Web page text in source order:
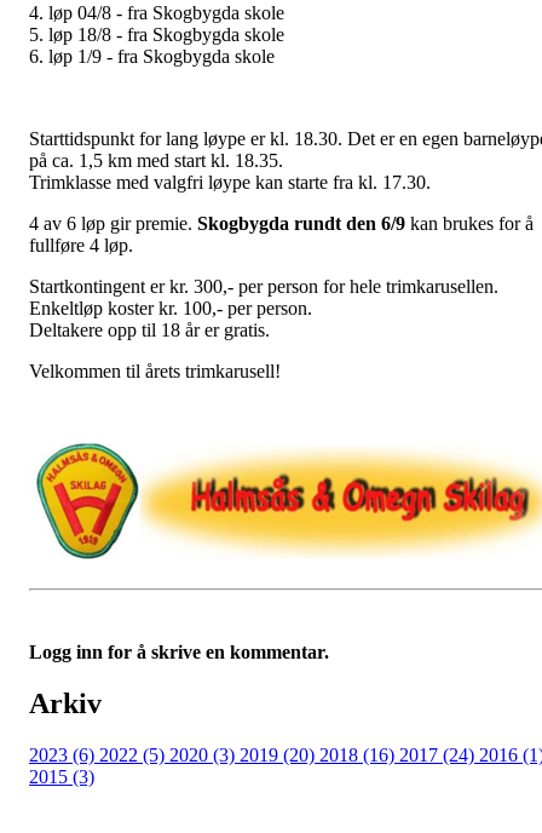
4. løp 04/8 - fra Skogbygda skole
5. løp 18/8 - fra Skogbygda skole
6. løp 1/9 - fra Skogbygda skole
Starttidspunkt for lang løype er kl. 18.30. Det er en egen
på ca. 1,5 km med start kl. 18.35.
Trimklasse med valgfri løype kan starte fra kl. 17.30.
4 av 6 løp gir premie. Skogbygda rundt den 6/9 kan brukes for å
fullføre 4 løp.
Startkontingent er kr. 300,- per person for hele trimkarusellen.
Enkeltløp koster kr. 100,- per person.
Deltakere opp til 18 år er gratis.
Velkommen til årets trimkarusell!
Logg inn for å skrive en kommentar.
Arkiv
2023 (6) 2022 (5) 2020 (3) 2019 (20) 2018 (16) 2017 (24) 2016
2015 (3)